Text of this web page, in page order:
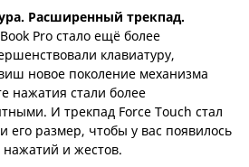
Расширенный трекпад.
Pro стало ещё более
клавиатуру,
новое поколение механизма
нажатия стали более
И трекпад Force Touch стал
его размер, чтобы у вас появилось
и жестов.